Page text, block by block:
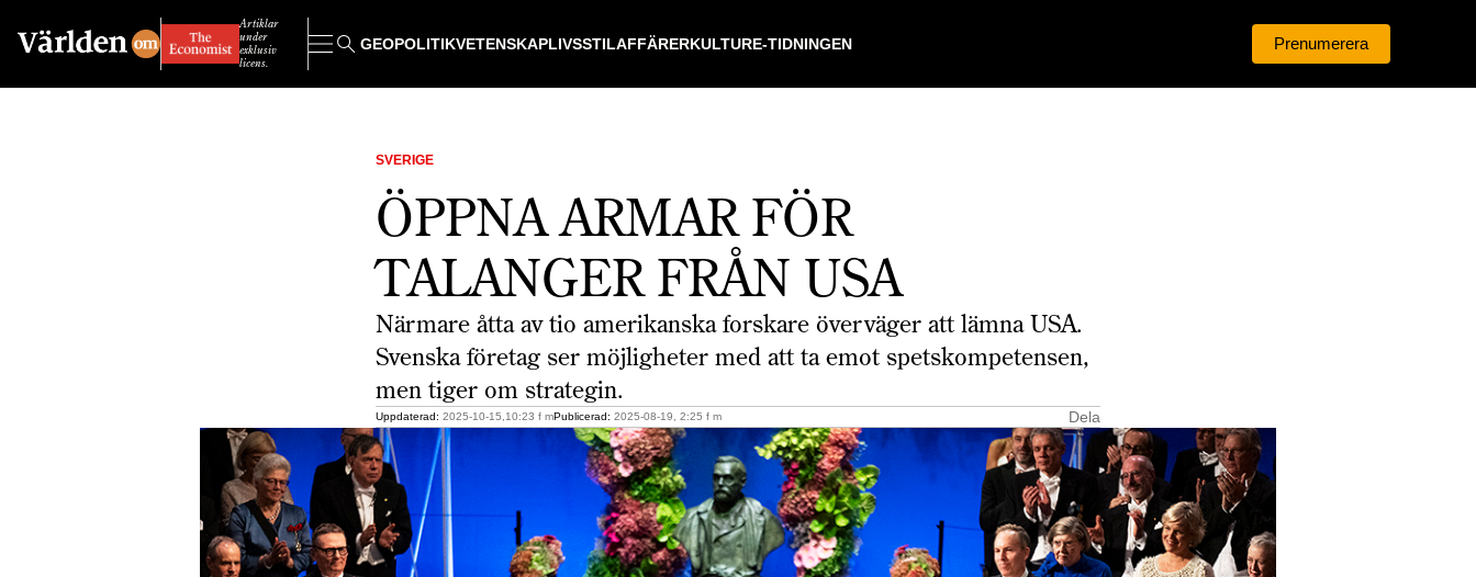
Artiklar
under
exklusiv
licens.
GEOPOLITIKVETENSKAPLIVSSTILAFFÄRERKULTURE-TIDNINGEN Prenumerera
SVERIGE
ÖPPNA ARMAR FÖR
TALANGER FRÅN USA
Närmare åtta av tio amerikanska forskare överväger att lämna USA.
Svenska företag ser möjligheter med att ta emot spets­kompetensen,
men tiger om strategin.
Uppdaterad: 2025-10-15,10:23 f mPublicerad: 2025-08-19, 2:25 f m Dela